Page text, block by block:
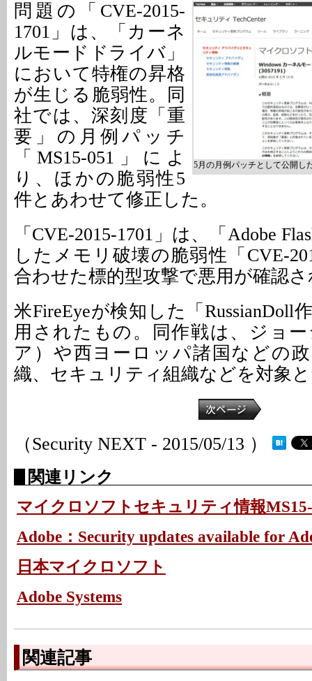
5月の月例パッチとして公開し
問題の「CVE-2015-
1701」は、「カーネ
ルモードドライバ」
において特権の昇格
が生じる脆弱性。同
社では、深刻度「重
要」の月例パッチ
「MS15-051」によ
り、ほかの脆弱性5
件とあわせて修正した。
「CVE-2015-1701」は、「Adobe
したメモリ破壊の脆弱性「CVE-
合わせた標的型攻撃で悪用が確認
米FireEyeが検知した「RussianDoll
用されたもの。同作戦は、ジョ
ア）や西ヨーロッパ諸国などの
織、セキュリティ組織などを対象
（Security NEXT - 2015/05/13 ）
関連リンク
マイクロソフトセキュリティ情報
Adobe：Security updates available for
日本マイクロソフト
Adobe Systems
関連記事